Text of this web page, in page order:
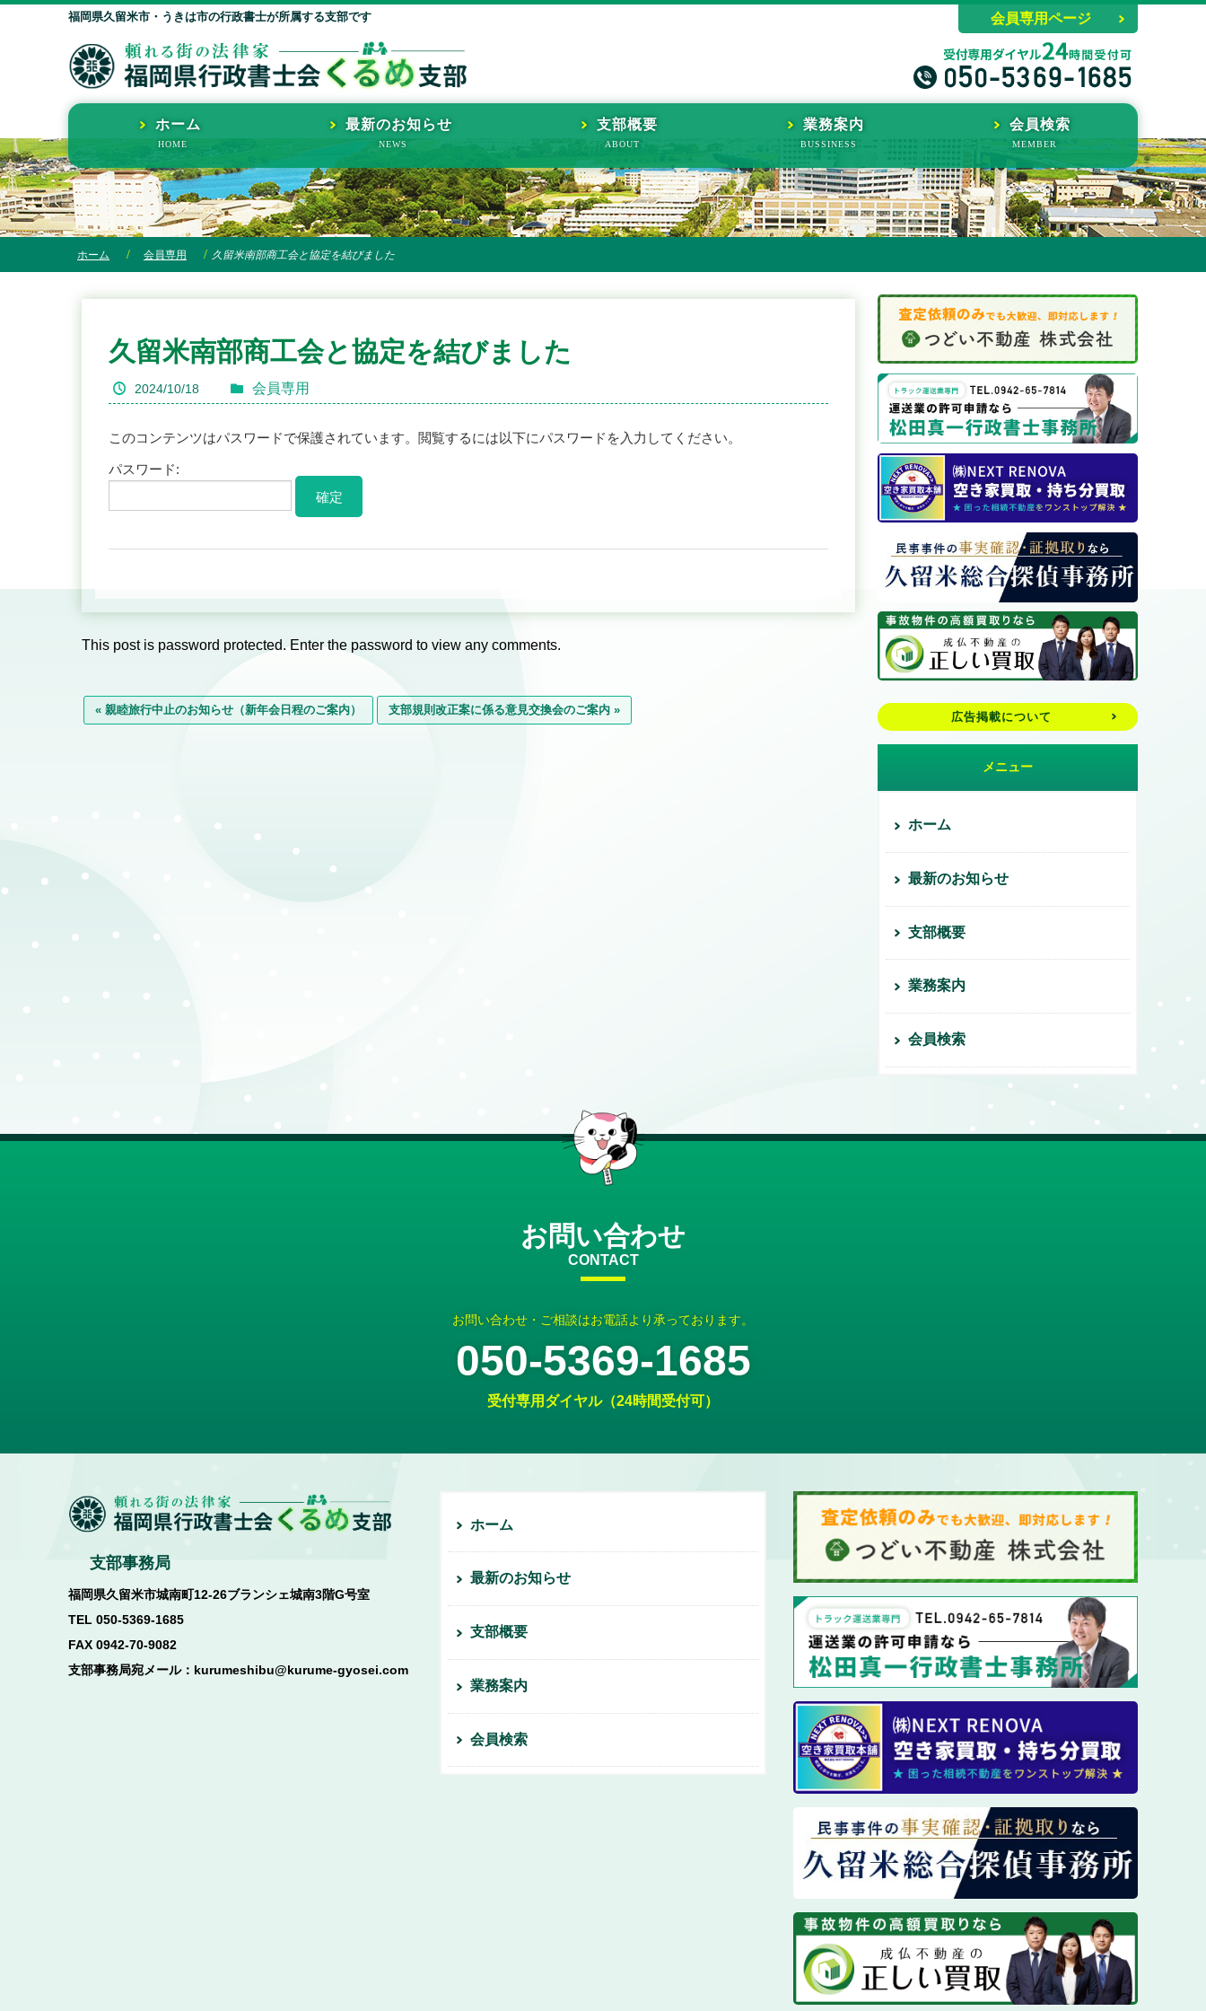
福岡県久留米市・うきは市の行政書士が所属する支部です 会員専用ページ
ホーム 最新のお知らせ 支部概要 業務案内 会員検索
ホーム 会員専用 久留米南部商工会と協定を結びました
久留米南部商工会と協定を結びました
2024/10/18 会員専用
このコンテンツはパスワードで保護されています。閲覧するには以下にパスワードを入力してください。
パスワード:
This post is password protected. Enter the password to view any comments.
« 親睦旅行中止のお知らせ（新年会日程のご案内） 支部規則改正案に係る意見交換会のご案内 »
広告掲載について
メニュー
ホーム
最新のお知らせ
支部概要
業務案内
会員検索
お問い合わせ
CONTACT
お問い合わせ・ご相談はお電話より承っております。
050-5369-1685
受付専用ダイヤル（24時間受付可）
支部事務局
福岡県久留米市城南町12-26ブランシェ城南3階G号室
TEL 050-5369-1685
FAX 0942-70-9082
支部事務局宛メール：kurumeshibu@kurume-gyosei.com
ホーム
最新のお知らせ
支部概要
業務案内
会員検索